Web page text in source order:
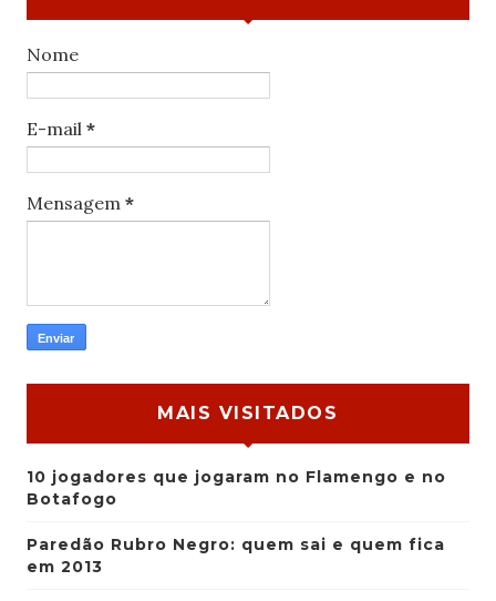
Nome
E-mail *
Mensagem *
MAIS VISITADOS
10 jogadores que jogaram no Flamengo e no
Botafogo
Paredão Rubro Negro: quem sai e quem fica
em 2013